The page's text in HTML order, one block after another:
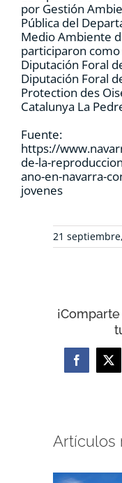
por Gestión
Pública del
Medio Ambiente
participaron
Diputación Foral
Diputación Foral
Protection des
Catalunya La
Fuente:
https://
de-la-
ano-en-navarra-
jovenes
21
Facebook
X
Artículos